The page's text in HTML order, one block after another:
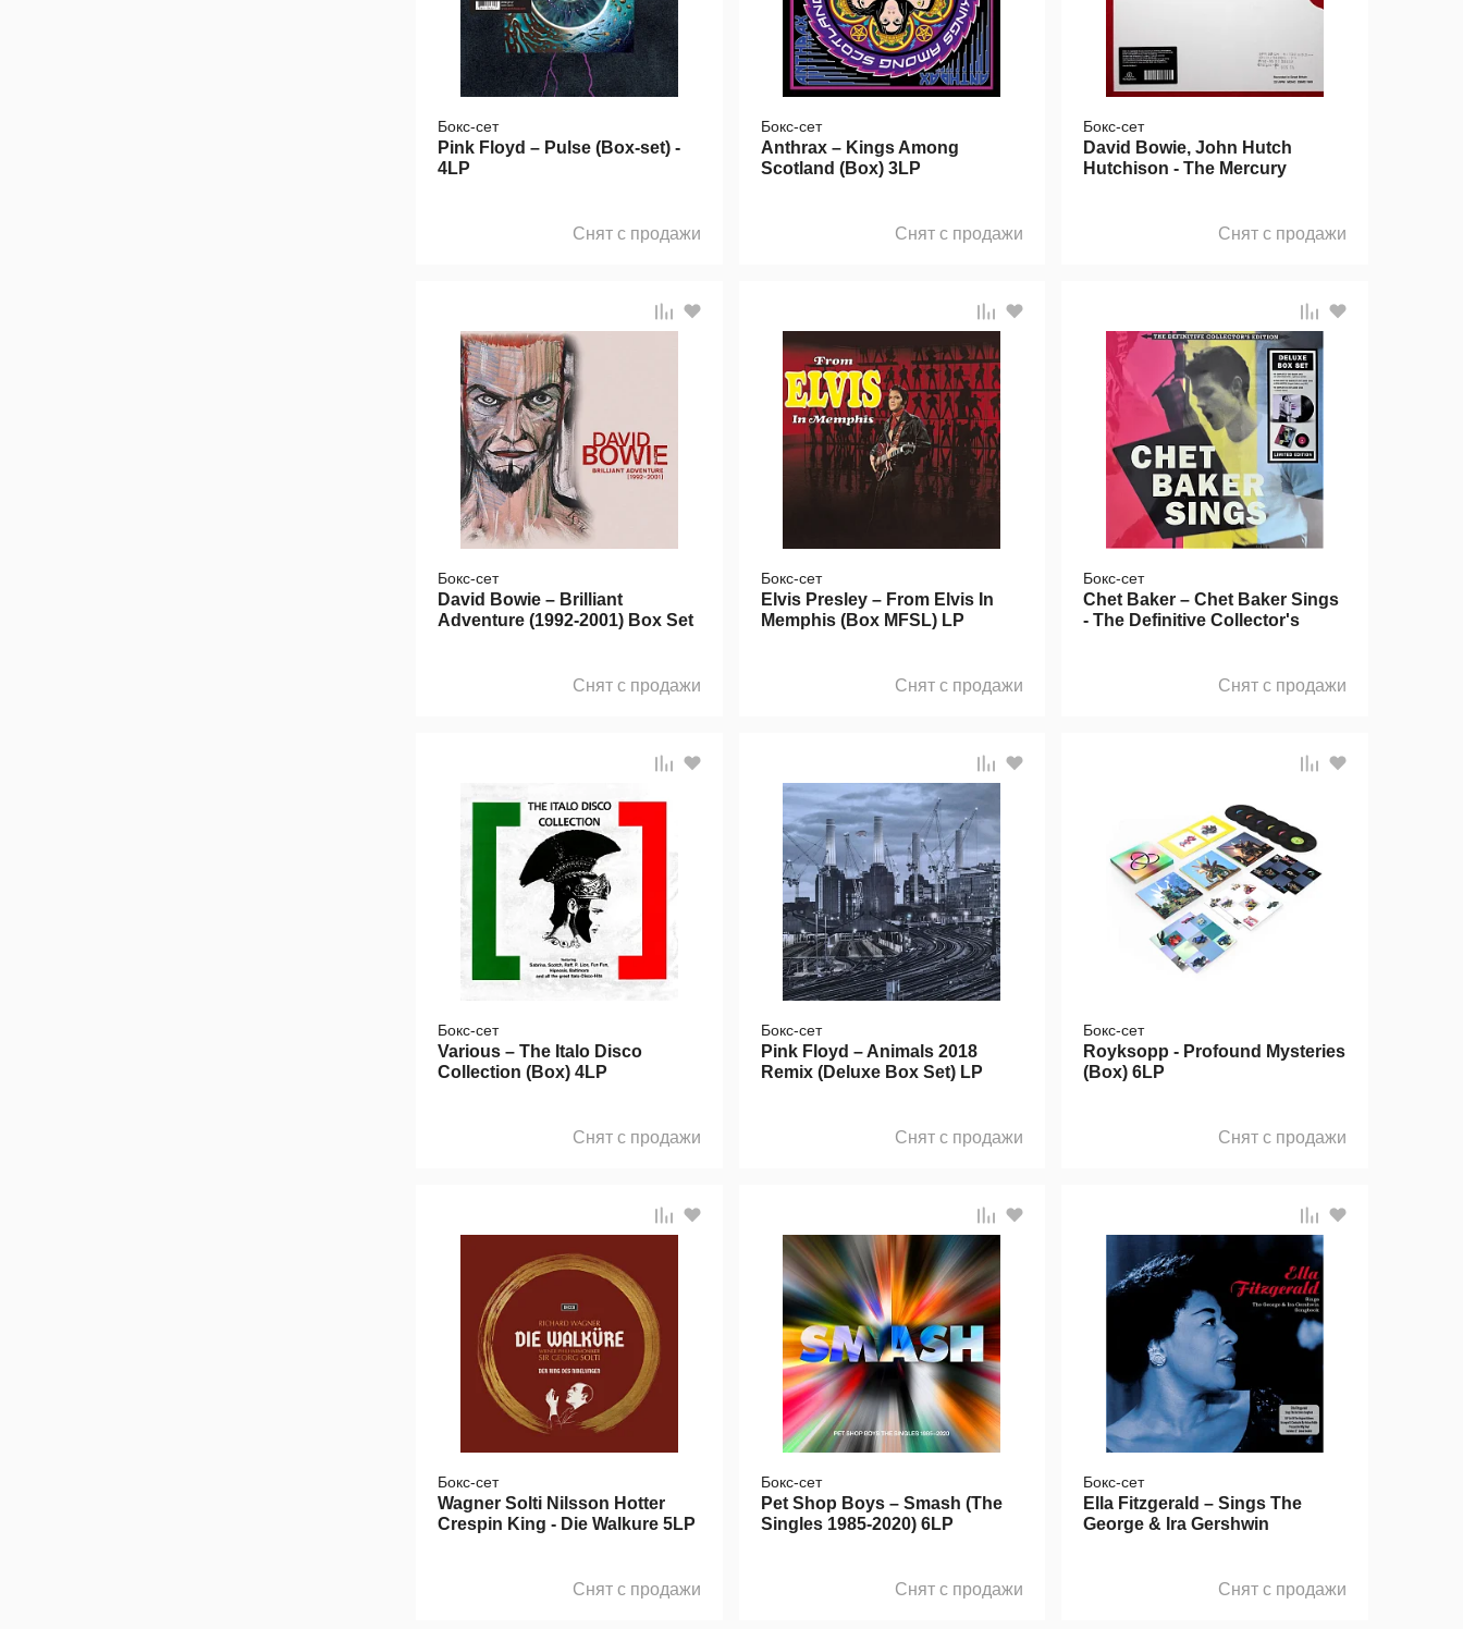
Бокс-сет
Pink Floyd – Pulse (Box-set) -
4LP
Снят с продажи
Бокс-сет
Anthrax – Kings Among
Scotland (Box) 3LP
Снят с продажи
Бокс-сет
David Bowie, John Hutch
Hutchison - The Mercury
Снят с продажи
Бокс-сет
David Bowie – Brilliant
Adventure (1992-2001) Box Set
Снят с продажи
Бокс-сет
Elvis Presley – From Elvis In
Memphis (Box MFSL) LP
Снят с продажи
Бокс-сет
Chet Baker – Chet Baker Sings
- The Definitive Collector's
Снят с продажи
Бокс-сет
Various – The Italo Disco
Collection (Box) 4LP
Снят с продажи
Бокс-сет
Pink Floyd – Animals 2018
Remix (Deluxe Box Set) LP
Снят с продажи
Бокс-сет
Royksopp - Profound Mysteries
(Box) 6LP
Снят с продажи
Бокс-сет
Wagner Solti Nilsson Hotter
Crespin King - Die Walkure 5LP
Снят с продажи
Бокс-сет
Pet Shop Boys – Smash (The
Singles 1985-2020) 6LP
Снят с продажи
Бокс-сет
Ella Fitzgerald – Sings The
George & Ira Gershwin
Снят с продажи